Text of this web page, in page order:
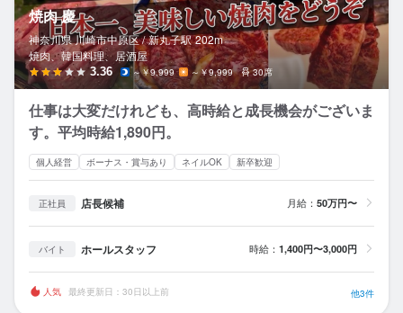
焼肉 慶
神奈川県 川崎市中原区 / 新丸子駅 202m
焼肉、韓国料理、居酒屋
3.36 ～￥9,999 ～￥9,999 30席
仕事は大変だけれども、高時給と成長機会がございま
す。平均時給1,890円。
個人経営 ボーナス・賞与あり ネイルOK 新卒歓迎
正社員 店長候補 月給： 50万円〜
バイト ホールスタッフ 時給： 1,400円〜3,000円
人気 最終更新日：30日以上前 他3件